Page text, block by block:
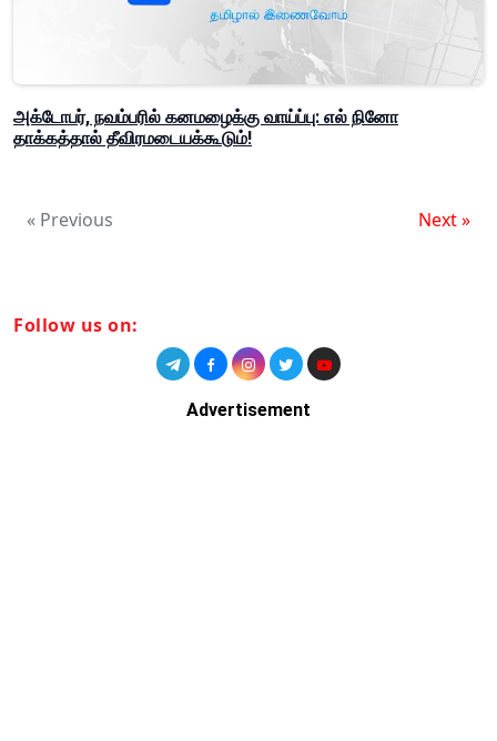
அக்டோபர், நவம்பரில் கனமழைக்கு வாய்ப்பு: எல் நினோ
தாக்கத்தால் தீவிரமடையக்கூடும்!
« Previous Next »
Follow us on:
Advertisement